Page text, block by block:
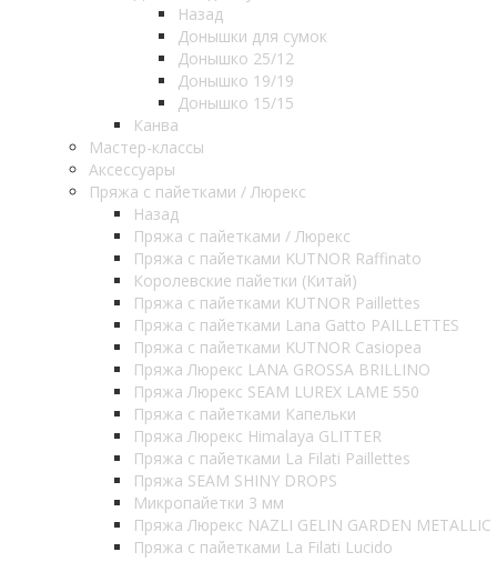
Назад
Донышки для сумок
Донышко 25/12
Донышко 19/19
Донышко 15/15
Канва
Мастер-классы
Аксессуары
Пряжа с пайетками / Люрекс
Назад
Пряжа с пайетками / Люрекс
Пряжа с пайетками KUTNOR Raffinato
Королевские пайетки (Китай)
Пряжа с пайетками KUTNOR Paillettes
Пряжа с пайетками Lana Gatto PAILLETTES
Пряжа с пайетками KUTNOR Casiopea
Пряжа Люрекс LANA GROSSA BRILLINO
Пряжа Люрекс SEAM LUREX LAME 550
Пряжа с пайетками Капельки
Пряжа Люрекс Himalaya GLITTER
Пряжа с пайетками La Filati Paillettes
Пряжа SEAM SHINY DROPS
Микропайетки 3 мм
Пряжа Люрекс NAZLI GELIN GARDEN METALLIC
Пряжа с пайетками La Filati Lucido